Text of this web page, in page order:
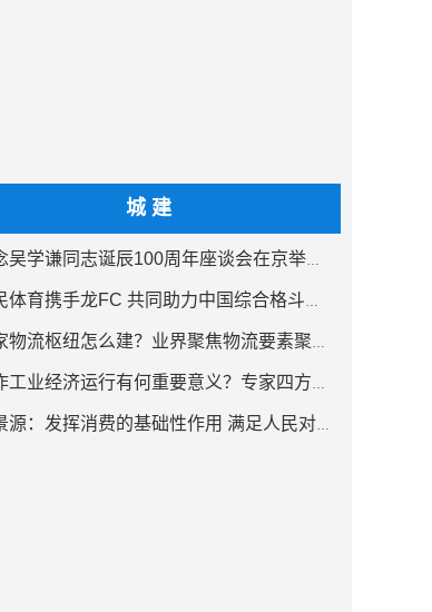
城建
纪念吴学谦同志诞辰100周年座谈会在京举行 汪洋出席
人民体育携手龙FC 共同助力中国综合格斗事业发展
国家物流枢纽怎么建？业界聚焦物流要素聚集方式创新
振作工业经济运行有何重要意义？专家四方面权威解读
姚景源：发挥消费的基础性作用 满足人民对美好生活向往